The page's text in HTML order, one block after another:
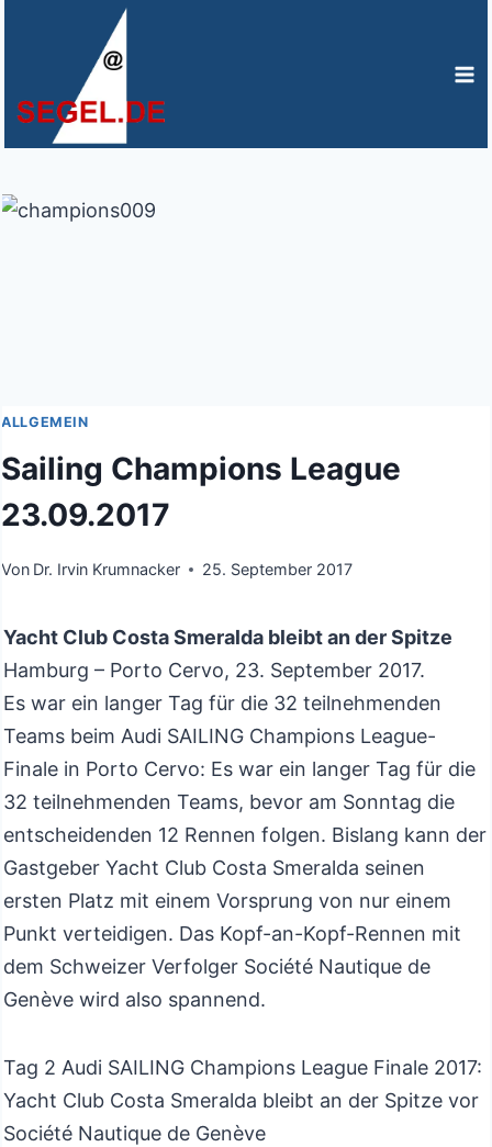
springen
ALLGEMEIN
Sailing Champions League
23.09.2017
Von Dr. Irvin Krumnacker 25. September 2017
Yacht Club Costa Smeralda bleibt an der Spitze
Hamburg – Porto Cervo, 23. September 2017.
Es war ein langer Tag für die 32 teilnehmenden
Teams beim Audi SAILING Champions League-
Finale in Porto Cervo: Es war ein langer Tag für die
32 teilnehmenden Teams, bevor am Sonntag die
entscheidenden 12 Rennen folgen. Bislang kann der
Gastgeber Yacht Club Costa Smeralda seinen
ersten Platz mit einem Vorsprung von nur einem
Punkt verteidigen. Das Kopf-an-Kopf-Rennen mit
dem Schweizer Verfolger Société Nautique de
Genève wird also spannend.
Tag 2 Audi SAILING Champions League Finale 2017:
Yacht Club Costa Smeralda bleibt an der Spitze vor
Société Nautique de Genève